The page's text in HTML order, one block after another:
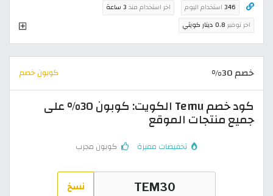
346 استخدام اليوم اخر استخدام منذ 3 ساعة
اخر توفير 0.8 دينار كويتي
خصم 30% كوبون خصم
كود خصم Temu الكويت: كوبون 30% على
جميع منتجات الموقع
تخفيضات مميزة كوبون مجرب
نسخ